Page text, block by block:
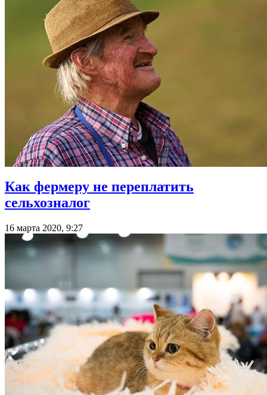
Как фермеру не переплатить
сельхозналог
16 марта 2020, 9:27